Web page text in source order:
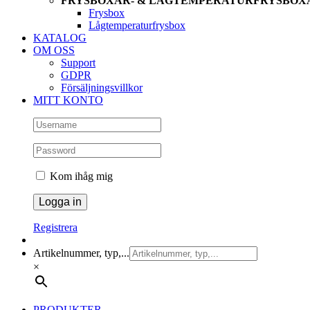
Frysbox
Lågtemperaturfrysbox
KATALOG
OM OSS
Support
GDPR
Försäljningsvillkor
MITT KONTO
Kom ihåg mig
Registrera
Artikelnummer, typ,...
×